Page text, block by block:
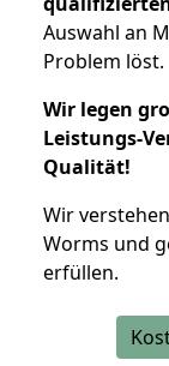
Auswahl an
Problem löst.
Wir legen
Leistungs-
Qualität!
Wir
Worms und
erfüllen.